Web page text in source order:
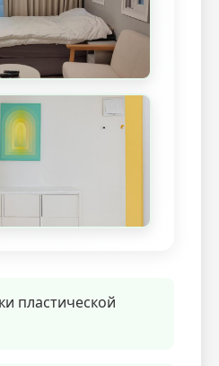
пластической